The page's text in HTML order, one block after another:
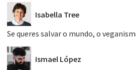
Isabella Tree
Se queres salvar o mundo, o
Ismael López